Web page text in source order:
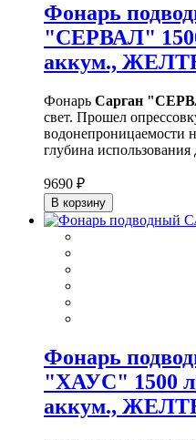
Фонарь
"СЕРВАЛ"
аккум.,
Фонарь Сарган
свет. Прошел
водонепроницаемости
глубина использования
9690 ₽
В корзину
Фонарь
"ХАУС" 1500
аккум.,